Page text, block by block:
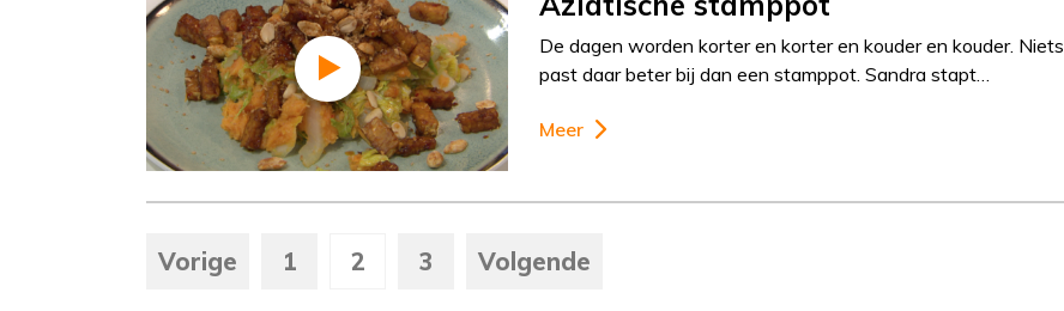
De dagen worden korter en korter en kouder en kouder. Niets
past daar beter bij dan een stamppot. Sandra stapt…
Meer
Vorige 1 2 3 Volgende